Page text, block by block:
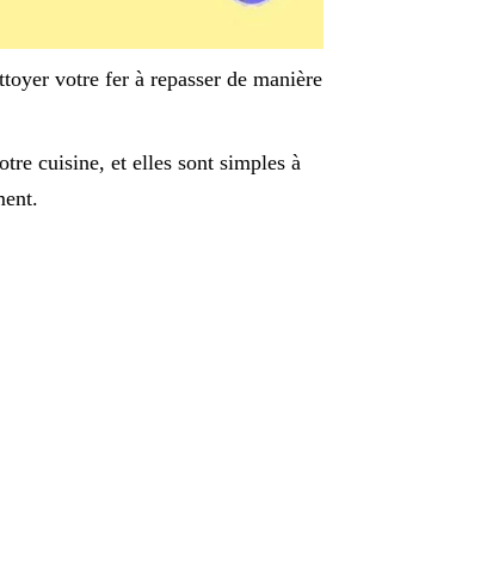
votre fer à repasser de manière
cuisine, et elles sont simples à